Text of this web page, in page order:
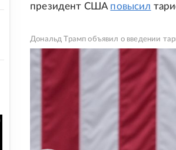
президент США повысил
Дональд Трамп объявил о введении